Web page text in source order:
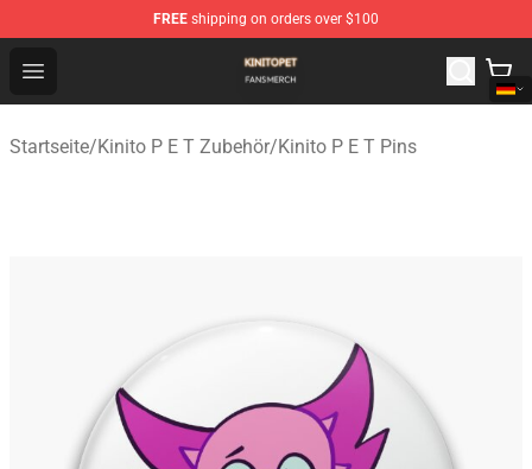
FREE shipping on orders over $100
Open menu
Kinito P E T Shop - Official Kinito P E T Merchandise
Startseite/Kinito P E T Zubehör/Kinito P E T Pins